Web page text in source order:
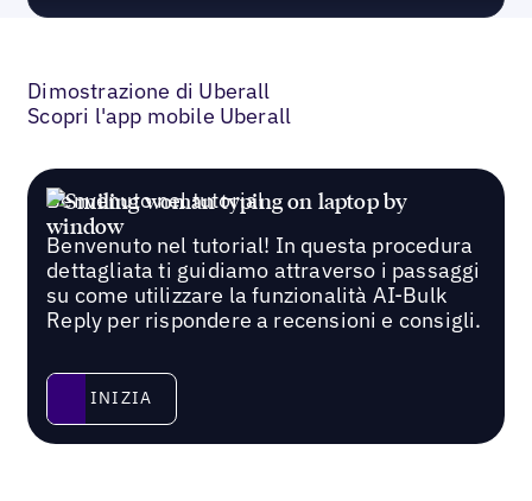
Dimostrazione di Uberall
Scopri l'app mobile Uberall
Benvenuto nel tutorial
Benvenuto nel tutorial! In questa procedura
dettagliata ti guidiamo attraverso i passaggi
su come utilizzare la funzionalità AI-Bulk
Reply per rispondere a recensioni e consigli.
IniziaINIZIA